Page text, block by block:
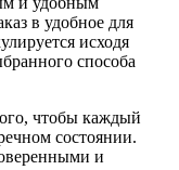
в удобное для
исходя
способа
чтобы каждый
состоянии.
и